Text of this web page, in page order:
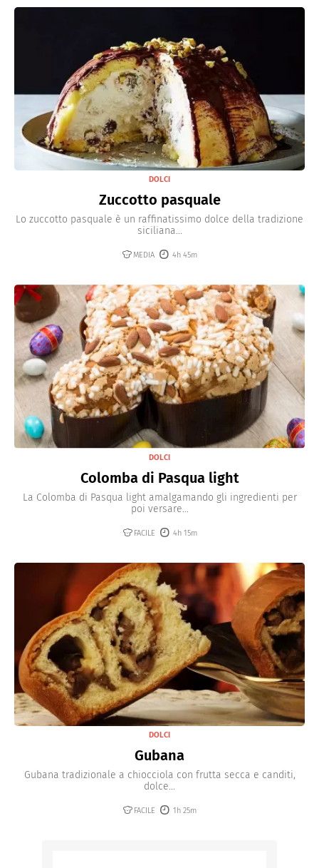
DOLCI
Zuccotto pasquale
Lo zuccotto pasquale è un raffinatissimo dolce della tradizione
siciliana...
MEDIA 4h 45m
DOLCI
Colomba di Pasqua light
La Colomba di Pasqua light amalgamando gli ingredienti per
poi versare...
FACILE 4h 15m
DOLCI
Gubana
Gubana tradizionale a chiocciola con frutta secca e canditi,
dolce...
FACILE 1h 25m